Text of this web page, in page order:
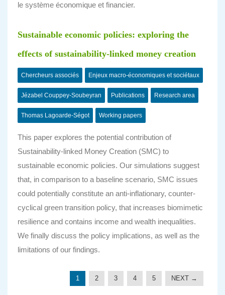
le système économique et financier.
Sustainable economic policies: exploring the
effects of sustainability-linked money creation
Chercheurs associés Enjeux macro-économiques et sociétaux
Jézabel Couppey-Soubeyran Publications Research area
Thomas Lagoarde-Ségot Working papers
This paper explores the potential contribution of
Sustainability-linked Money Creation (SMC) to
sustainable economic policies. Our simulations suggest
that, in comparison to a baseline scenario, SMC issues
could potentially constitute an anti-inflationary, counter-
cyclical green transition policy, that increases biomimetic
resilience and contains income and wealth inequalities.
We finally discuss the policy implications, as well as the
limitations of our findings.
1 2 3 4 5 NEXT →